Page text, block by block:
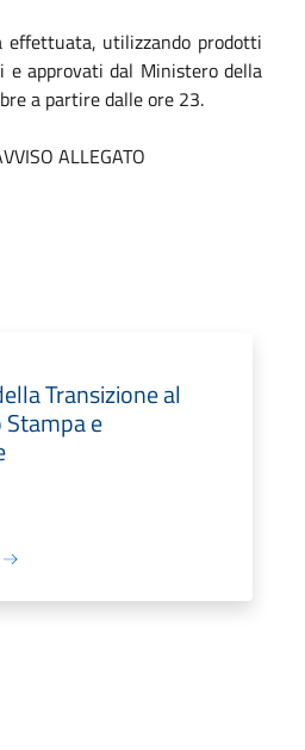
effettuata, utilizzando prodotti
e approvati dal Ministero della
a partire dalle ore 23.
ALLEGATO
Transizione al
e